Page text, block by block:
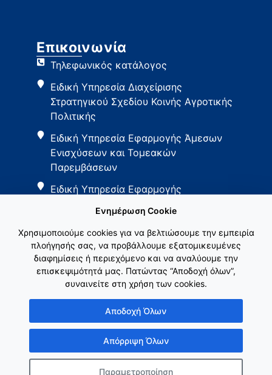
Επικοινωνία
Τηλεφωνικός κατάλογος
Ειδική Υπηρεσία Διαχείρισης
Στρατηγικού Σχεδίου Κοινής Αγροτικής
Πολιτικής
Ειδική Υπηρεσία Εφαρμογής Άμεσων
Ενισχύσεων και Τομεακών
Παρεμβάσεων
Ειδική Υπηρεσία Εφαρμογής
Εθνικό Δίκτυο ΚΑΠ
Ενημέρωση Cookie
Χρησιμοποιούμε cookies για να βελτιώσουμε την εμπειρία
πλοήγησής σας, να προβάλλουμε εξατομικευμένες
διαφημίσεις ή περιεχόμενο και να αναλύουμε την
επισκεψιμότητά μας. Πατώντας “Αποδοχή όλων”,
συναινείτε στη χρήση των cookies.
Αποδοχή Όλων
Απόρριψη Όλων
Παραμετροποίηση